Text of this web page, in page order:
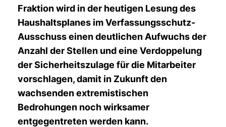
Fraktion wird in der heutigen Lesung des
Haushaltsplanes im Verfassungsschutz-
Ausschuss einen deutlichen Aufwuchs der
Anzahl der Stellen und eine Verdoppelung
der Sicherheitszulage für die Mitarbeiter
vorschlagen, damit in Zukunft den
wachsenden extremistischen
Bedrohungen noch wirksamer
entgegentreten werden kann.